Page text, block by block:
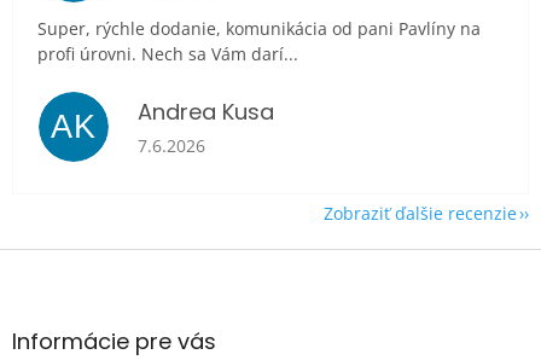
Super, rýchle dodanie, komunikácia od pani Pavlíny na
profi úrovni. Nech sa Vám darí...
AK Andrea Kusa
Hodnotenie obchodu je 5 z 5 hviezdičiek.
7.6.2026
Zobraziť ďalšie recenzie
Z
äInformácie pre vás